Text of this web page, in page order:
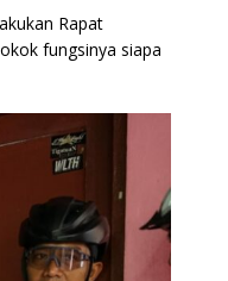
Rapat
fungsinya siapa